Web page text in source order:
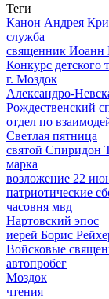
Теги
Канон Андрея
служба
священник Иоанн
Конкурс детского
г. Моздок
Александро-
Рождественский
отдел по
Светлая пятница
святой Спиридон
марка
возложение 22
патриотические
часовня мвд
Нартовский эпос
иерей Борис
Войсковые
автопробег
Моздок
чтения